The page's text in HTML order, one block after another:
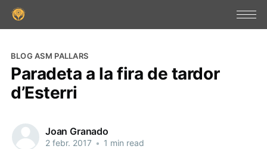
BLOG ASM PALLARS
Paradeta a la fira de tardor
d’Esterri
Joan Granado
2 febr. 2017 • 1 min read